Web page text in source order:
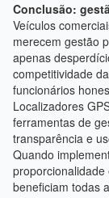
Conclusão:
Veículos
merecem gestão
apenas
competitividade
funcionários
Localizadores
ferramentas de
transparência e
Quando
beneficiam todas